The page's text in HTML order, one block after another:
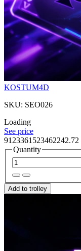
KOSTUM4D
SKU: SEO026
Loading
See price
9123361523462242.72
Quantity
Add to trolley